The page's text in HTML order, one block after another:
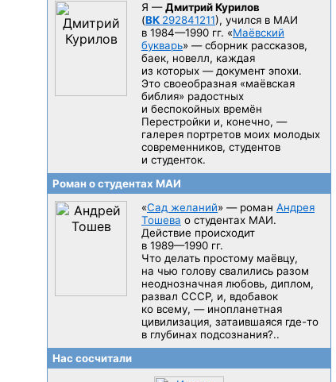
Я —Дмитрий Курилов
(ВК 292841211), учился в МАИ
в 1984—1990 гг. «Маёвский
букварь» — сборник рассказов,
баек, новелл, каждая
из которых — документ эпохи.
Это своеобразная «маёвская
библия» радостных
и беспокойных времён
Перестройки и, конечно, —
галерея портретов моих молодых
современников, студентов
и студенток.
Роман о студентах МАИ
«Сад желаний» — роман Андрея
Тошева о студентах МАИ.
Действие происходит
в 1989—1990 гг.
Что делать простому маёвцу,
на чью голову свалились разом
неоднозначная любовь, диплом,
развал CCCP, и, вдобавок
ко всему, — инопланетная
цивилизация, затаившаяся где-то
в глубинах подсознания?..
Нас сосчитали